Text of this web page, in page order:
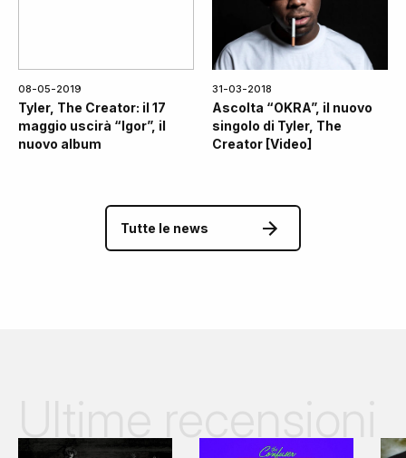
08-05-2019
Tyler, The Creator: il 17
maggio uscirà “Igor”, il
nuovo album
31-03-2018
Ascolta “OKRA”, il nuovo
singolo di Tyler, The
Creator [Video]
Tutte le news